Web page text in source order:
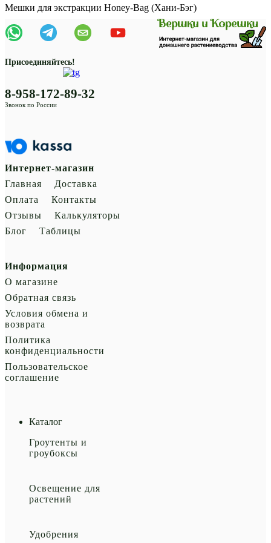
Мешки для экстракции Honey-Bag (Хани-Бэг)
Интернет-магазин
Главная
Доставка
Оплата
Контакты
Отзывы
Калькуляторы
Блог
Таблицы
Информация
О магазине
Обратная связь
Условия обмена и
возврата
Политика
конфиденциальности
Пользовательское
соглашение
Каталог
Гроутенты и
гроубоксы
Освещение для
растений
Удобрения
Присоединяйтесь!
8-958-172-89-32
Звонок по России